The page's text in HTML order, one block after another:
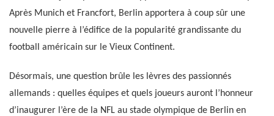
Après Munich et Francfort, Berlin apportera à coup sûr une
nouvelle pierre à l’édifice de la popularité grandissante du
football américain sur le Vieux Continent.
Désormais, une question brûle les lèvres des passionnés
allemands : quelles équipes et quels joueurs auront l’honneur
d’inaugurer l’ère de la NFL au stade olympique de Berlin en